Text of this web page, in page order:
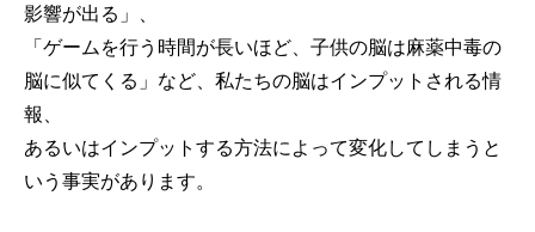
影響が出る」、
「ゲームを行う時間が長いほど、子供の脳は麻薬中毒の
脳に似てくる」など、私たちの脳はインプットされる情
報、
あるいはインプットする方法によって変化してしまうと
いう事実があります。